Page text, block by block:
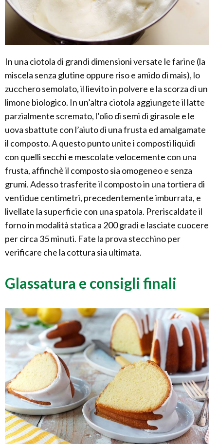
In una ciotola di grandi dimensioni versate le farine (la
miscela senza glutine oppure riso e amido di mais), lo
zucchero semolato, il lievito in polvere e la scorza di un
limone biologico. In un’altra ciotola aggiungete il latte
parzialmente scremato, l’olio di semi di girasole e le
uova sbattute con l’aiuto di una frusta ed amalgamate
il composto. A questo punto unite i composti liquidi
con quelli secchi e mescolate velocemente con una
frusta, affinchè il composto sia omogeneo e senza
grumi. Adesso trasferite il composto in una tortiera di
ventidue centimetri, precedentemente imburrata, e
livellate la superficie con una spatola. Preriscaldate il
forno in modalità statica a 200 gradi e lasciate cuocere
per circa 35 minuti. Fate la prova stecchino per
verificare che la cottura sia ultimata.
Glassatura e consigli finali